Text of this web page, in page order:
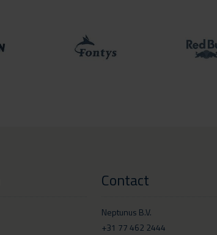
Contact
Neptunus B.V.
+31 77 462 2444